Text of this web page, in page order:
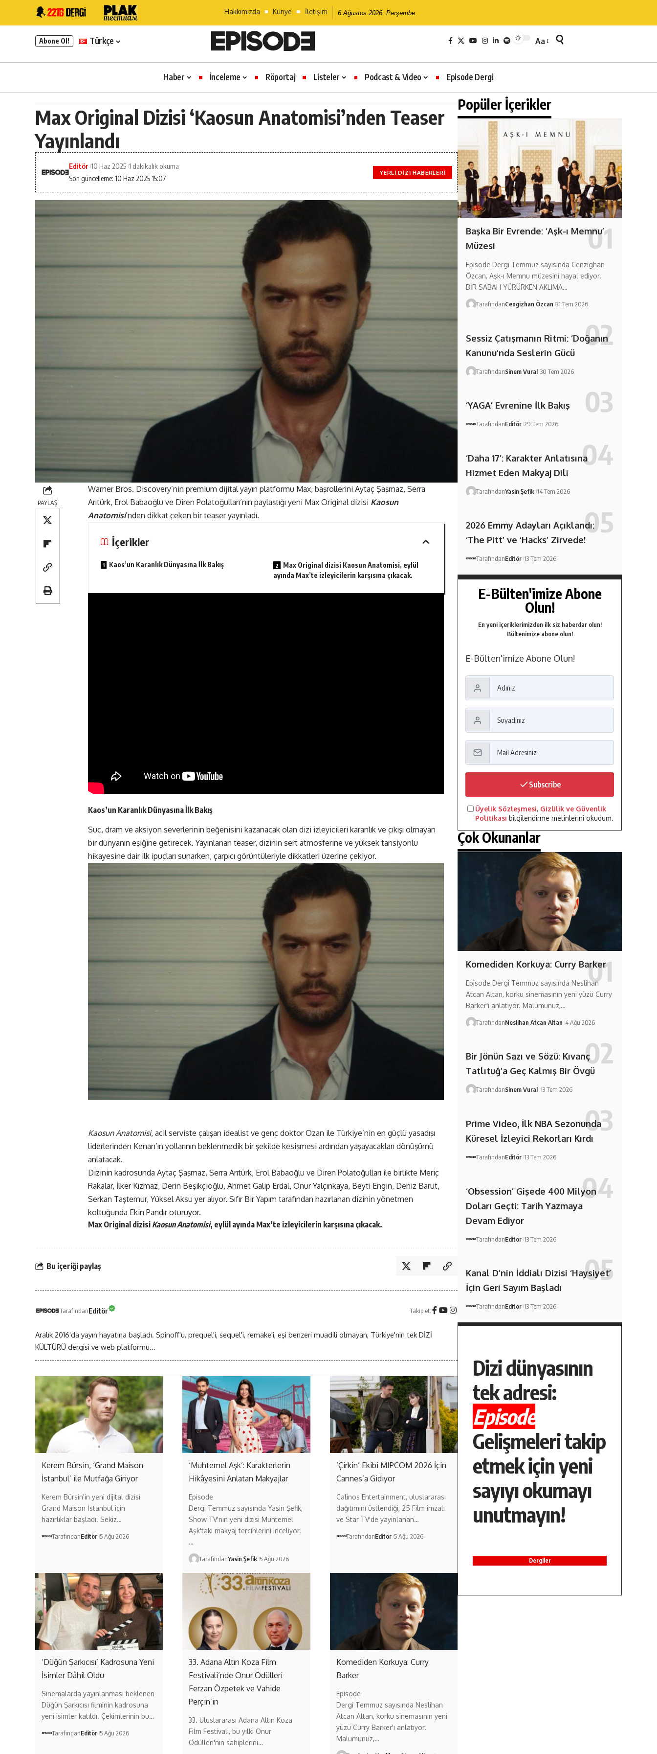
Hakkımızda Künye İletişim 6 Ağustos 2026, Perşembe
Abone Ol! Türkçe Aa
Haber İnceleme Röportaj Listeler Podcast & Video Episode Dergi
Max Original Dizisi ‘Kaosun Anatomisi’nden Teaser
Yayınlandı
Son güncelleme: 10 Haz 2025 15:07
Editör 10 Haz 2025 1 dakikalık okuma
YERLI DIZI HABERLERI
PAYLAŞ
Warner Bros. Discovery’nin premium dijital yayın platformu Max, başrollerini Aytaç Şaşmaz, Serra
Arıtürk, Erol Babaoğlu ve Diren Polatoğulları’nın paylaştığı yeni Max Original dizisi Kaosun
Anatomisi’nden dikkat çeken bir teaser yayınladı.
İçerikler
Kaos’un Karanlık Dünyasına İlk Bakış
Max Original dizisi Kaosun Anatomisi, eylül
ayında Max’te izleyicilerin karşısına çıkacak.
Kaos’un Karanlık Dünyasına İlk Bakış
Suç, dram ve aksiyon severlerinin beğenisini kazanacak olan dizi izleyicileri karanlık ve çıkışı olmayan
bir dünyanın eşiğine getirecek. Yayınlanan teaser, dizinin sert atmosferine ve yüksek tansiyonlu
hikayesine dair ilk ipuçları sunarken, çarpıcı görüntüleriyle dikkatleri üzerine çekiyor.
Kaosun Anatomisi, acil serviste çalışan idealist ve genç doktor Ozan ile Türkiye’nin en güçlü yasadışı
liderlerinden Kenan’ın yollarının beklenmedik bir şekilde kesişmesi ardından yaşayacakları dönüşümü
anlatacak.
Dizinin kadrosunda Aytaç Şaşmaz, Serra Arıtürk, Erol Babaoğlu ve Diren Polatoğulları ile birlikte Meriç
Rakalar, İlker Kızmaz, Derin Beşikçioğlu, Ahmet Galip Erdal, Onur Yalçınkaya, Beyti Engin, Deniz Barut,
Serkan Taştemur, Yüksel Aksu yer alıyor. Sıfır Bir Yapım tarafından hazırlanan dizinin yönetmen
koltuğunda Ekin Pandır oturuyor.
Max Original dizisi Kaosun Anatomisi, eylül ayında Max’te izleyicilerin karşısına çıkacak.
Bu içeriği paylaş
TarafındanEditör Takip et:
Aralık 2016'da yayın hayatına başladı. Spinoff'u, prequel'i, sequel'i, remake'i, eşi benzeri muadili olmayan, Türkiye'nin tek DİZİ
KÜLTÜRÜ dergisi ve web platformu...
Kerem Bürsin, ‘Grand Maison
İstanbul’ ile Mutfağa Giriyor
Kerem Bürsin'in yeni dijital dizisi
Grand Maison İstanbul için
hazırlıklar başladı. Sekiz…
TarafındanEditör 5 Ağu 2026
‘Muhtemel Aşk’: Karakterlerin
Hikâyesini Anlatan Makyajlar
Episode
Dergi Temmuz sayısında Yasin Şefik,
Show TV'nin yeni dizisi Muhtemel
Aşk'taki makyaj tercihlerini inceliyor.
…
TarafındanYasin Şefik 5 Ağu 2026
‘Çirkin’ Ekibi MIPCOM 2026 İçin
Cannes’a Gidiyor
Calinos Entertainment, uluslararası
dağıtımını üstlendiği, 25 Film imzalı
ve Star TV'de yayınlanan…
TarafındanEditör 5 Ağu 2026
‘Düğün Şarkıcısı’ Kadrosuna Yeni
İsimler Dâhil Oldu
Sinemalarda yayınlanması beklenen
Düğün Şarkıcısı filminin kadrosuna
yeni isimler katıldı. Çekimlerinin bu…
TarafındanEditör 5 Ağu 2026
33. Adana Altın Koza Film
Festivali’nde Onur Ödülleri
Ferzan Özpetek ve Vahide
Perçin’in
33. Uluslararası Adana Altın Koza
Film Festivali, bu yılki Onur
Ödülleri'nin sahiplerini…
Komediden Korkuya: Curry
Barker
Episode
Dergi Temmuz sayısında Neslihan
Atcan Altan, korku sinemasının yeni
yüzü Curry Barker'ı anlatıyor.
Malumunuz,…
Popüler İçerikler
Başka Bir Evrende: ‘Aşk-ı Memnu’
Müzesi
Episode Dergi Temmuz sayısında Cenzighan
Özcan, Aşk-ı Memnu müzesini hayal ediyor.
BİR SABAH YÜRÜRKEN AKLIMA…
TarafındanCengizhan Özcan 31 Tem 2026
Sessiz Çatışmanın Ritmi: ‘Doğanın
Kanunu’nda Seslerin Gücü
TarafındanSinem Vural 30 Tem 2026
‘YAGA’ Evrenine İlk Bakış
TarafındanEditör 29 Tem 2026
‘Daha 17’: Karakter Anlatısına
Hizmet Eden Makyaj Dili
TarafındanYasin Şefik 14 Tem 2026
2026 Emmy Adayları Açıklandı:
‘The Pitt’ ve ‘Hacks’ Zirvede!
TarafındanEditör 13 Tem 2026
E-Bülten'imize Abone
Olun!
En yeni içeriklerimizden ilk siz haberdar olun!
Bültenimize abone olun!
E-Bülten'imize Abone Olun!
Subscribe
Üyelik Sözleşmesi, Gizlilik ve Güvenlik
Politikası bilgilendirme metinlerini okudum.
Çok Okunanlar
Komediden Korkuya: Curry Barker
Episode Dergi Temmuz sayısında Neslihan
Atcan Altan, korku sinemasının yeni yüzü Curry
Barker'ı anlatıyor. Malumunuz,…
TarafındanNeslihan Atcan Altan 4 Ağu 2026
Bir Jönün Sazı ve Sözü: Kıvanç
Tatlıtuğ’a Geç Kalmış Bir Övgü
TarafındanSinem Vural 13 Tem 2026
Prime Video, İlk NBA Sezonunda
Küresel İzleyici Rekorları Kırdı
TarafındanEditör 13 Tem 2026
‘Obsession’ Gişede 400 Milyon
Doları Geçti: Tarih Yazmaya
Devam Ediyor
TarafındanEditör 13 Tem 2026
Kanal D’nin İddialı Dizisi ‘Haysiyet’
İçin Geri Sayım Başladı
TarafındanEditör 13 Tem 2026
Dizi dünyasının
tek adresi:
Episode
Gelişmeleri takip
etmek için yeni
sayıyı okumayı
unutmayın!
Dergiler